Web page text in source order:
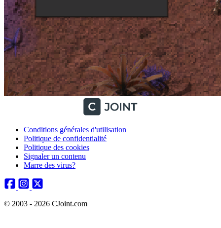
Conditions générales d'utilisation
Politique de confidentialité
Politique des cookies
Signaler un contenu
Marre des virus?
© 2003 - 2026 CJoint.com